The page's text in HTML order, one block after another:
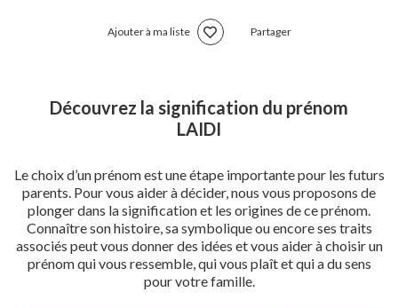
Ajouter à ma liste Partager
Découvrez la signification du prénom
LAIDI
Le choix d’un prénom est une étape importante pour les futurs
parents. Pour vous aider à décider, nous vous proposons de
plonger dans la signification et les origines de ce prénom.
Connaître son histoire, sa symbolique ou encore ses traits
associés peut vous donner des idées et vous aider à choisir un
prénom qui vous ressemble, qui vous plaît et qui a du sens
pour votre famille.